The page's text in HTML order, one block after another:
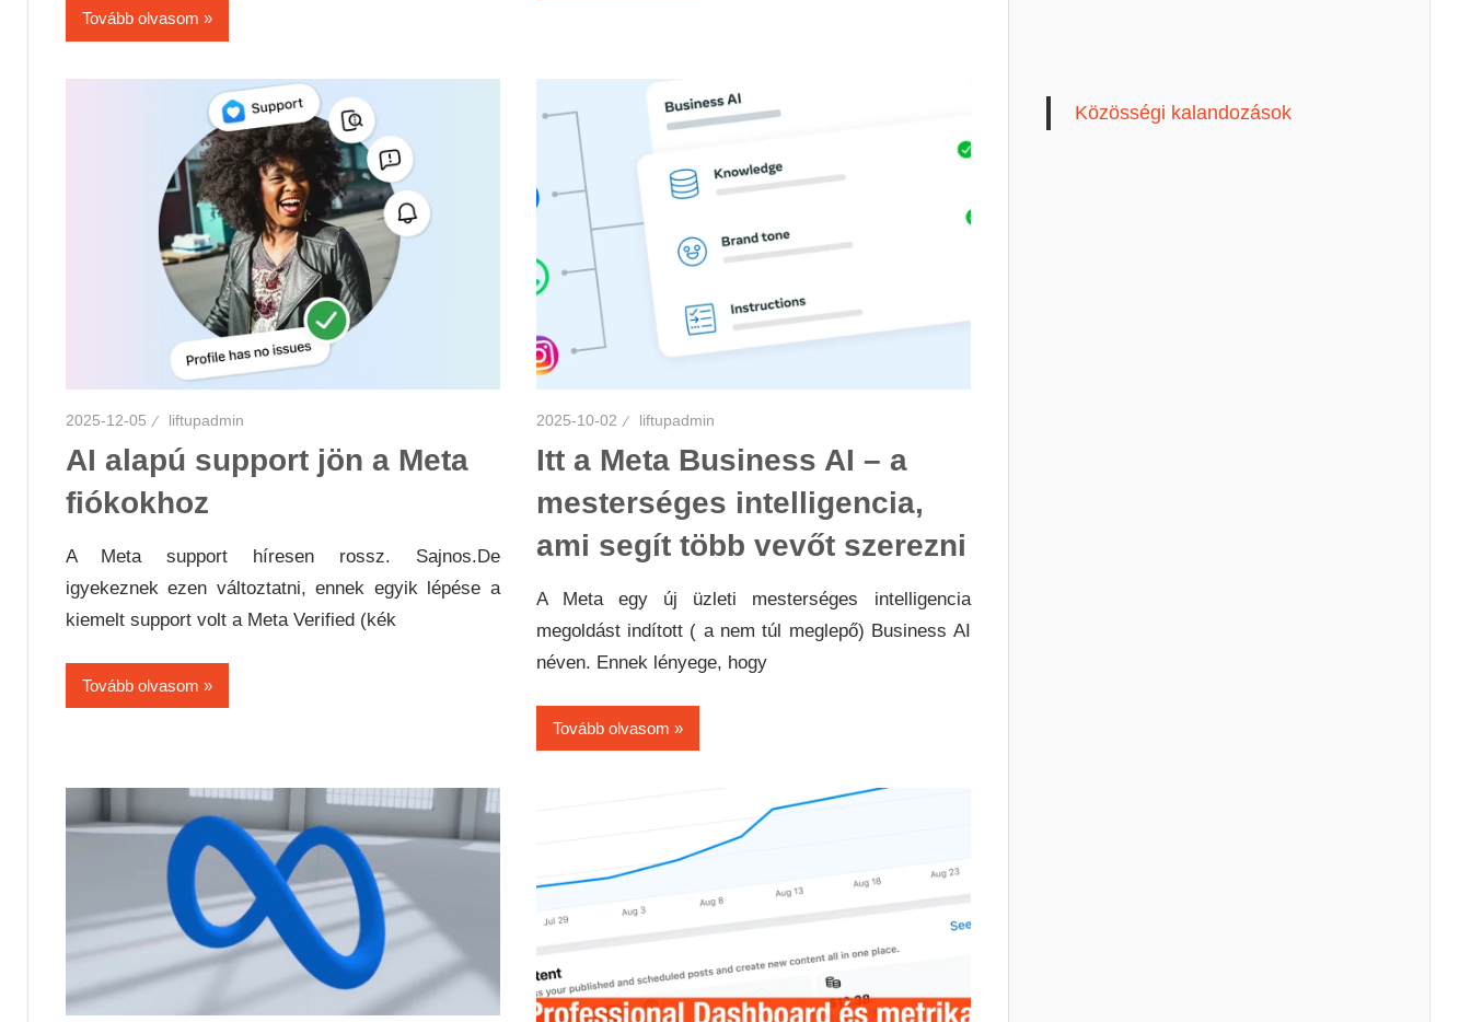
Tovább olvasom
2025-12-05 liftupadmin
AI alapú support jön a Meta
fiókokhoz
A Meta support híresen rossz. Sajnos.De
igyekeznek ezen változtatni, ennek egyik lépése a
kiemelt support volt a Meta Verified (kék
Tovább olvasom
2025-10-02 liftupadmin
Itt a Meta Business AI – a
mesterséges intelligencia,
ami segít több vevőt szerezni
A Meta egy új üzleti mesterséges intelligencia
megoldást indított ( a nem túl meglepő) Business AI
néven. Ennek lényege, hogy
Tovább olvasom
Közösségi kalandozások